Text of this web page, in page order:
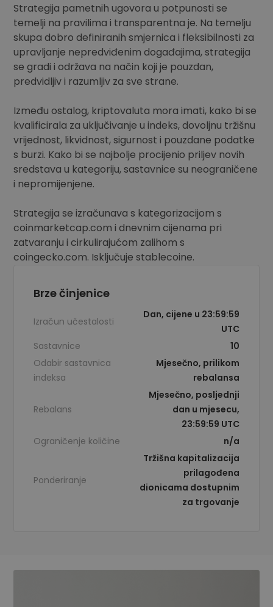
Strategija pametnih ugovora u potpunosti se
temelji na pravilima i transparentna je. Na temelju
skupa dobro definiranih smjernica i fleksibilnosti za
upravljanje nepredviđenim događajima, strategija
se gradi i održava na način koji je pouzdan,
predvidljiv i razumljiv za sve strane.
Između ostalog, kriptovaluta mora imati, kako bi se
kvalificirala za uključivanje u indeks, dovoljnu tržišnu
vrijednost, likvidnost, sigurnost i pouzdane podatke
s burzi. Kako bi se najbolje procijenio priljev novih
sredstava u kategoriju, sastavnice su neograničene
i nepromijenjene.
Strategija se izračunava s kategorizacijom s
coinmarketcap.com i dnevnim cijenama pri
zatvaranju i cirkulirajućom zalihom s
coingecko.com. Isključuje stablecoine.
Brze činjenice
Izračun učestalosti
Dan, cijene u 23:59:59
UTC
Sastavnice
10
Odabir sastavnica
indeksa
Mjesečno, prilikom
rebalansa
Rebalans
Mjesečno, posljednji
dan u mjesecu,
23:59:59 UTC
Ograničenje količine
n/a
Ponderiranje
Tržišna kapitalizacija
prilagođena
dionicama dostupnim
za trgovanje